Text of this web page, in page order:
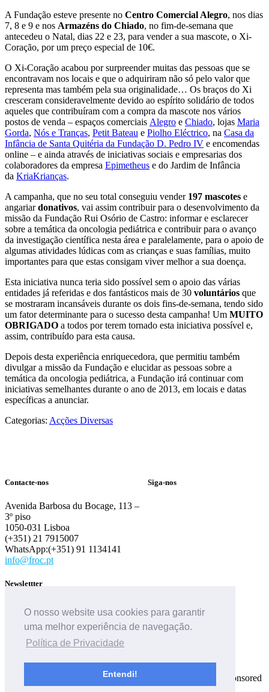
O nosso website usa cookies para garantir
uma melhor experiência de navegação.
Política de Privacidade
Entendi!
A Fundação esteve presente no Centro Comercial Alegro, nos dias
7, 8 e 9 e nos Armazéns do Chiado, no fim-de-semana que
antecedeu o Natal, dias 22 e 23, para vender a sua mascote, o Xi-
Coração, por um preço especial de 10€.
O Xi-Coração acabou por surpreender muitas das pessoas que se
encontravam nos locais e que o adquiriram não só pelo valor que
representa mas também pela sua originalidade… Os braços do Xi
cresceram consideravelmente devido ao espírito solidário de todos
aqueles que contribuíram com a compra da mascote nos vários
postos de venda – espaços comerciais Alegro e Chiado, lojas Maria
Gorda, Nós e Tranças, Petit Bateau e Piolho Eléctrico, na Casa da
Infância de Santa Quitéria da Fundação D. Pedro IV e encomendas
online – e ainda através de iniciativas sociais e empresarias dos
colaboradores da empresa Epimetheus e do Jardim de Infância
da KriaKrianças.
A campanha, que no seu total conseguiu vender 197 mascotes e
angariardonativos, vai assim contribuir para o desenvolvimento da
missão da Fundação Rui Osório de Castro: informar e esclarecer
sobre a temática da oncologia pediátrica e contribuir para o avanço
da investigação científica nesta área e paralelamente, para o apoio de
algumas atividades lúdicas com as crianças e suas famílias, muito
importantes para que estas consigam viver melhor a sua doença.
Esta iniciativa nunca teria sido possível sem o apoio das várias
entidades já referidas e dos fantásticos mais de 30 voluntários que
se mostraram incansáveis durante os dois fins-de-semana, tendo sido
um fator determinante para o sucesso desta campanha! Um MUITO
OBRIGADO a todos por terem tornado esta iniciativa possível e,
assim, contribuído para esta causa.
Depois desta experiência enriquecedora, que permitiu também
divulgar a missão da Fundação e elucidar as pessoas sobre a
temática da oncologia pediátrica, a Fundação irá continuar com
iniciativas semelhantes durante o ano de 2013, em locais e datas
específicas a anunciar.
Categorias: Acções Diversas
Contacte-nos
Avenida Barbosa du Bocage, 113 –
3º piso
1050-031 Lisboa
(+351) 21 7915007
WhatsApp:(+351) 91 1134141
info@froc.pt
Siga-nos
Newslettter
Copyright © Fundação Rui Osório e Castro 2010/2025 - Sponsored
IMGA- Powered byDCC-Ficha Técnica-Politica de